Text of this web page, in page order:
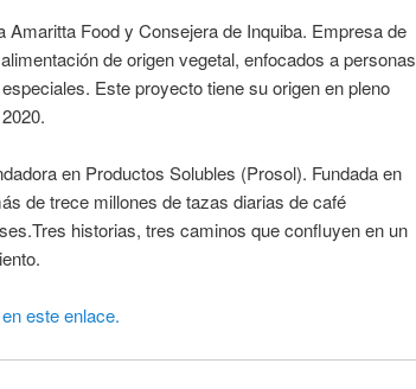
Amaritta Food y Consejera de Inquiba. Empresa de
de origen vegetal, enfocados a personas
Este proyecto tiene su origen en pleno
en Productos Solubles (Prosol). Fundada en
de trece millones de tazas diarias de café
historias, tres caminos que confluyen en un
en este enlace.